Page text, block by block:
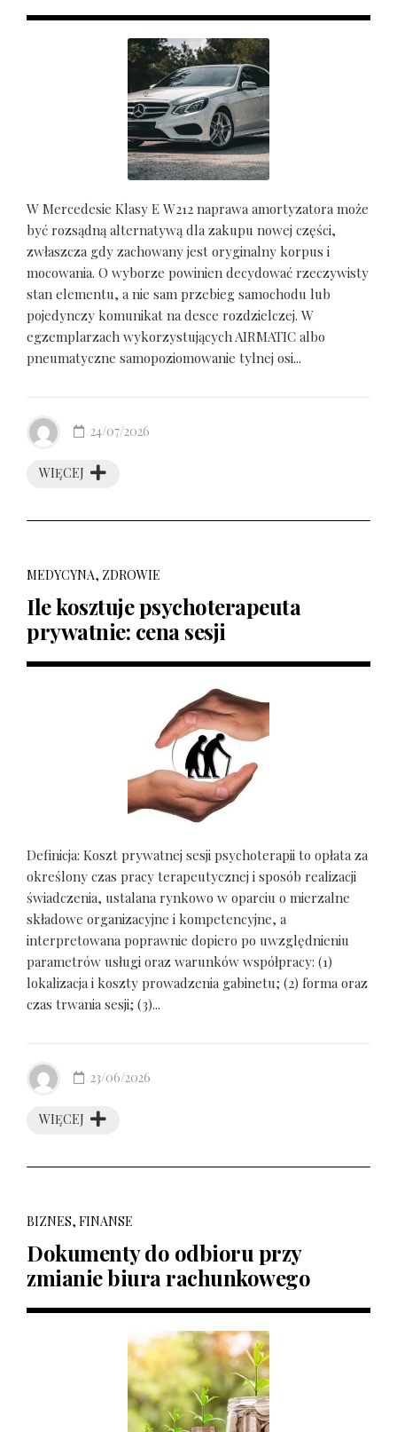
W Mercedesie Klasy E W212 naprawa amortyzatora może
być rozsądną alternatywą dla zakupu nowej części,
zwłaszcza gdy zachowany jest oryginalny korpus i
mocowania. O wyborze powinien decydować rzeczywisty
stan elementu, a nie sam przebieg samochodu lub
pojedynczy komunikat na desce rozdzielczej. W
egzemplarzach wykorzystujących AIRMATIC albo
pneumatyczne samopoziomowanie tylnej osi...
WIĘCEJ
24/07/2026
MEDYCYNA, ZDROWIE
Ile kosztuje psychoterapeuta
prywatnie: cena sesji
Definicja: Koszt prywatnej sesji psychoterapii to opłata za
określony czas pracy terapeutycznej i sposób realizacji
świadczenia, ustalana rynkowo w oparciu o mierzalne
składowe organizacyjne i kompetencyjne, a
interpretowana poprawnie dopiero po uwzględnieniu
parametrów usługi oraz warunków współpracy: (1)
lokalizacja i koszty prowadzenia gabinetu; (2) forma oraz
czas trwania sesji; (3)...
WIĘCEJ
23/06/2026
BIZNES, FINANSE
Dokumenty do odbioru przy
zmianie biura rachunkowego